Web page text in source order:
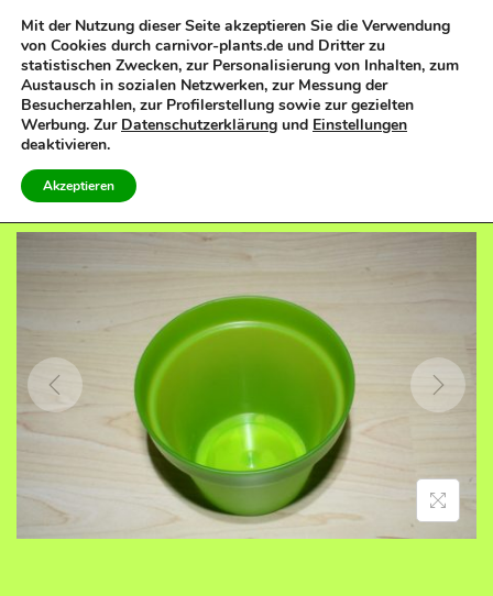
S
k
i
o
n
a
v
a
t
i
o
n
S
k
i
o
c
o
n
n
t
PREVIOUS
Mit der Nutzung dieser Seite akzeptieren Sie die Verwendung
von Cookies durch carnivor-plants.de und Dritter zu
statistischen Zwecken, zur Personalisierung von Inhalten, zum
Austausch in sozialen Netzwerken, zur Messung der
Besucherzahlen, zur Profilerstellung sowie zur gezielten
Werbung. Zur Datenschutzerklärung und Einstellungen
deaktivieren.
Akzeptieren